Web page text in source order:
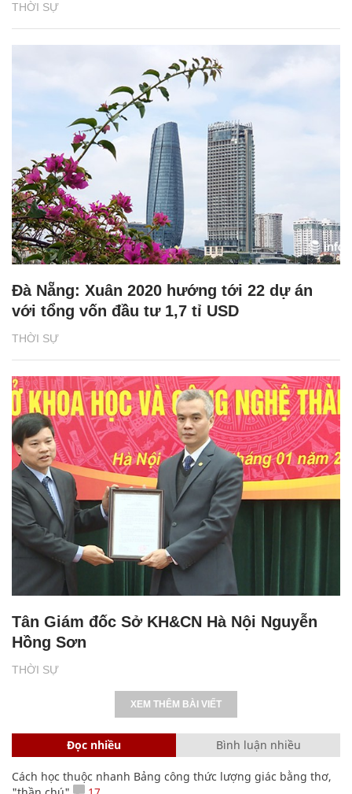
THỜI SỰ
THỜI SỰ
Đà Nẵng: Xuân 2020 hướng tới 22 dự án
với tổng vốn đầu tư 1,7 tỉ USD
THỜI SỰ
Tân Giám đốc Sở KH&CN Hà Nội Nguyễn
Hồng Sơn
XEM THÊM BÀI VIẾT
Đọc nhiều Bình luận nhiều
Cách học thuộc nhanh Bảng công thức lượng giác bằng thơ,